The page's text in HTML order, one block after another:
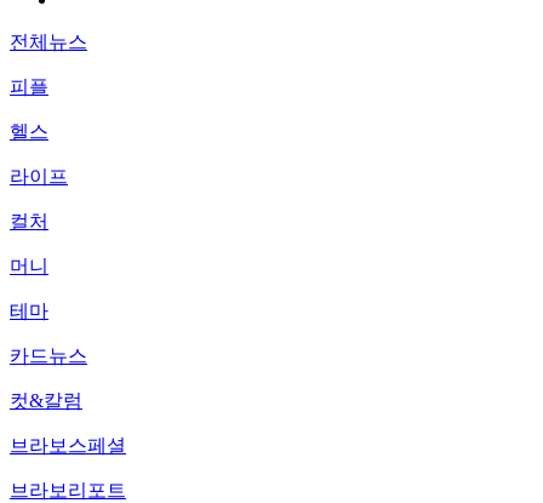
전체뉴스
피플
헬스
라이프
컬처
머니
테마
카드뉴스
컷&칼럼
브라보스페셜
브라보리포트